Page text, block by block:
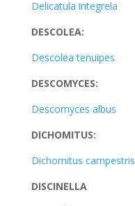
Delicatula integrela
DESCOLEA:
Descolea tenuipes
DESCOMYCES:
Descomyces albus
DICHOMITUS:
Dichomitus campestris
DISCINELLA